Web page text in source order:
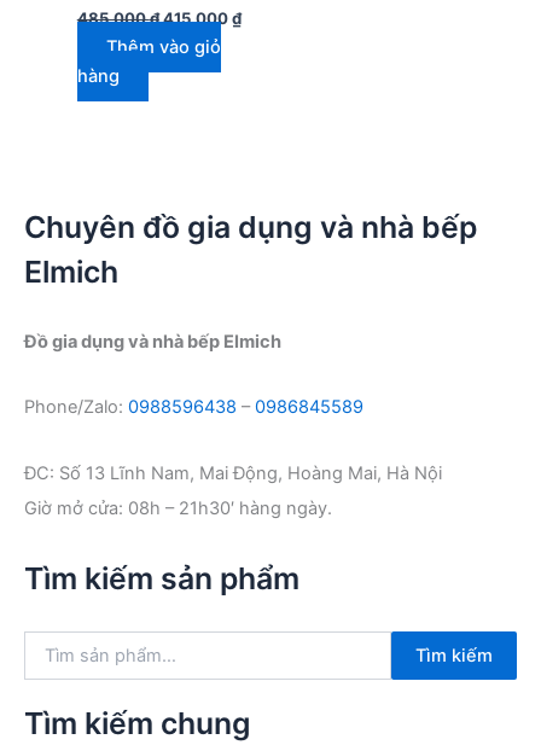
485.000₫ Giá
là:
485.000 ₫.
415.000₫Giá
hiện
Thêm vào giỏ
hàng
Chuyên đồ gia dụng và nhà bếp
Elmich
Đồ gia dụng và nhà bếp Elmich
Phone/Zalo: 0988596438 –0986845589
ĐC: Số 13 Lĩnh Nam, Mai Động, Hoàng Mai, Hà Nội
Giờ mở cửa: 08h – 21h30′ hàng ngày.
Tìm kiếm sản phẩm
k
Tìm kiếm
Tìm kiếm chung